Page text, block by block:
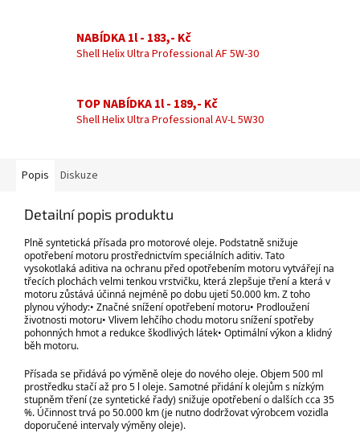
NABÍDKA 1l - 183,- Kč
Shell Helix Ultra Professional AF 5W-30
TOP NABÍDKA 1l - 189,- Kč
Shell Helix Ultra Professional AV-L 5W30
Popis Diskuze
Detailní popis produktu
Plně syntetická přísada pro motorové oleje. Podstatně snižuje
opotřebení motoru prostřednictvím speciálních aditiv. Tato
vysokotlaká aditiva na ochranu před opotřebením motoru vytvářejí na
třecích plochách velmi tenkou vrstvičku, která zlepšuje tření a která v
motoru zůstává účinná nejméně po dobu ujetí 50.000 km. Z toho
plynou výhody:• Značné snížení opotřebení motoru• Prodloužení
životnosti motoru• Vlivem lehčího chodu motoru snížení spotřeby
pohonných hmot a redukce škodlivých látek• Optimální výkon a klidný
běh motoru.
Přísada se přidává po výměně oleje do nového oleje. Objem 500 ml
prostředku stačí až pro 5 l oleje. Samotné přidání k olejům s nízkým
stupněm tření (ze syntetické řady) snižuje opotřebení o dalších cca 35
%. Účinnost trvá po 50.000 km (je nutno dodržovat výrobcem vozidla
doporučené intervaly výměny oleje).